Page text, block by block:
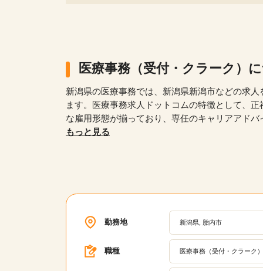
医療事務（受付・クラーク）
新潟県の医療事務では、新潟県新潟市などの求
ます。医療事務求人ドットコムの特徴として、
な雇用形態が揃っており、専任のキャリアアド
験者や無資格者、ブランクがある方でも安心し
もっと見る
勤務地 新潟県, 胎内市
職種 医療事務（受付・クラーク